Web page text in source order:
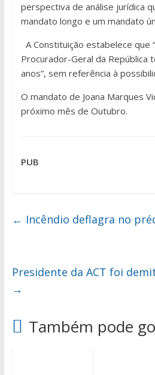
perspectiva de análise jurídica
mandato longo e um mandato
A Constituição estabelece que
Procurador-Geral da República
anos”, sem referência à
O mandato de Joana Marques
próximo mês de Outubro.
PUB
← Incêndio deflagra no
Presidente da ACT foi
→
Também pode